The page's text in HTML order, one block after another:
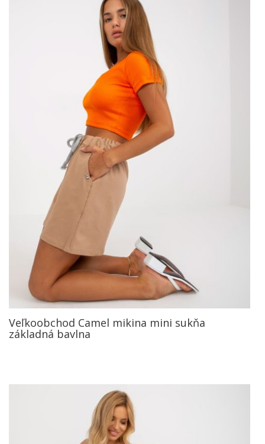
Veľkoobchod Camel mikina mini sukňa
základná bavlna